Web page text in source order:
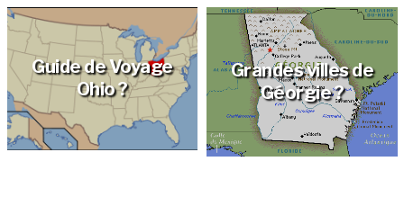
Guide de Voyage
Ohio ?
Grandes villes de
Géorgie ?